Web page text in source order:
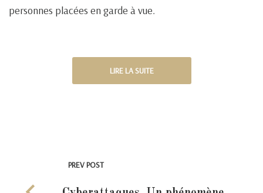
personnes placées en garde à vue.
LIRE LA SUITE
PREV POST